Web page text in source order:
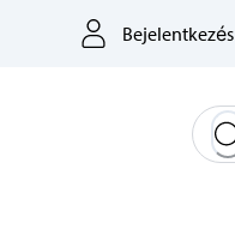
Bejelentkezés